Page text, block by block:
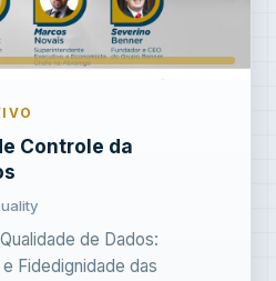
Controle da
de Dados:
Fidedignidade das